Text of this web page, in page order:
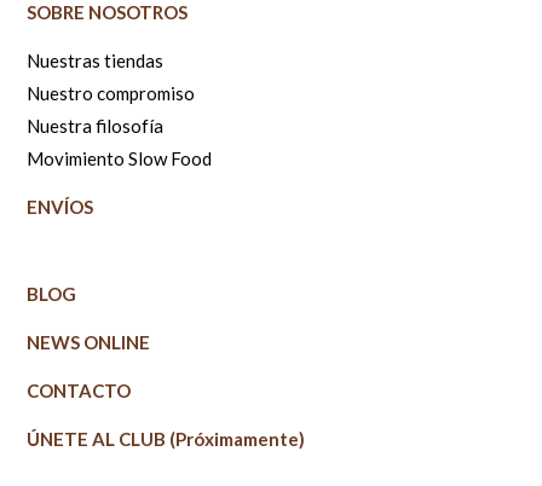
SOBRE NOSOTROS
Nuestras tiendas
Nuestro compromiso
Nuestra filosofía
Movimiento Slow Food
ENVÍOS
BLOG
NEWS ONLINE
CONTACTO
ÚNETE AL CLUB (Próximamente)